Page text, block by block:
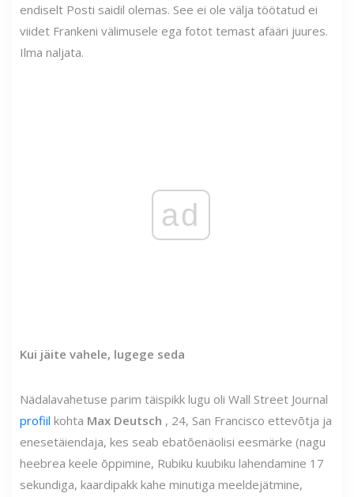
endiselt Posti saidil olemas. See ei ole välja töötatud ei
viidet Frankeni välimusele ega fotot temast afääri juures.
Ilma naljata.
ad
Kui jäite vahele, lugege seda
Nädalavahetuse parim täispikk lugu oli Wall Street Journal
profiil kohta Max Deutsch , 24, San Francisco ettevõtja ja
enesetäiendaja, kes seab ebatõenäolisi eesmärke (nagu
heebrea keele õppimine, Rubiku kuubiku lahendamine 17
sekundiga, kaardipakk kahe minutiga meeldejätmine,